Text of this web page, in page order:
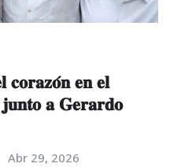
𝐜𝐨𝐫𝐚𝐳𝐨́𝐧 𝐞𝐧 𝐞𝐥
𝐚 𝐆𝐞𝐫𝐚𝐫𝐝𝐨
Abr 29, 2026